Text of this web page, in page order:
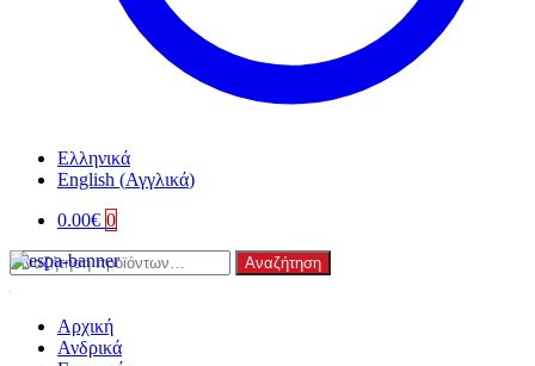
Ελληνικά
English (Αγγλικά)
0.00€ 0
Αναζήτηση
για:
Αναζήτηση
Αρχική
Ανδρικά